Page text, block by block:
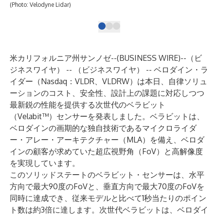
(Photo: Velodyne Lidar)
米カリフォルニア州サンノゼ--(BUSINESS WIRE)-- （ビ
ジネスワイヤ） -- （ビジネスワイヤ） -- ベロダイン・ラ
イダー （Nasdaq：VLDR、VLDRW）は本日、自律ソリュ
ーションのコスト、安全性、設計上の課題に対応しつつ
最新鋭の性能を提供する次世代のベラビット
（Velabit™）センサーを発表しました。ベラビットは、
ベロダインの画期的な独自技術であるマイクロライダ
ー・アレー・アーキテクチャー（MLA）を備え、ベロダ
インの顧客が求めていた超広視野角（FoV）と高解像度
を実現しています。
このソリッドステートのベラビット・センサーは、水平
方向で最大90度のFoVと、垂直方向で最大70度のFoVを
同時に達成でき、従来モデルと比べて1秒当たりのポイン
ト数は約3倍に達します。次世代ベラビットは、ベロダイ